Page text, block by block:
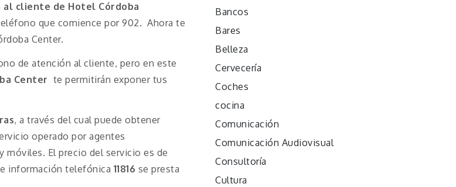
al cliente de Hotel Córdoba
que comience por 902. Ahora te
Center.
de atención al cliente, pero en este
Center te permitirán exponer tus
, a través del cual puede obtener
operado por agentes
móviles. El precio del servicio es de
información telefónica 11816 se presta
Bancos
Bares
Belleza
Cervecería
Coches
cocina
Comunicación
Comunicación Audiovisual
Consultoría
Cultura